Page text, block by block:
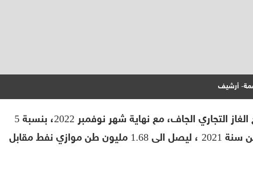
أرشيف
سجلت تونس تراجعا في انتاج الغاز التجاري الجاف، مع نهاية شهر نوفمبر 2022، بنسبة 5
بالمائة مقارنة بنفس الفترة من سنة 2021 ، ليصل الى 1.68 مليون طن موازي نفط مقابل